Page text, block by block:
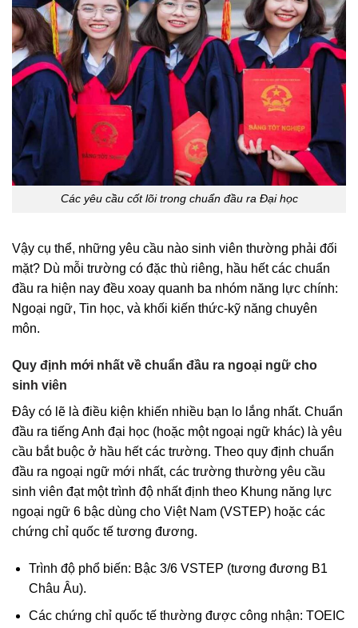
Các yêu cầu cốt lõi trong chuẩn đầu ra Đại học
Vậy cụ thể, những yêu cầu nào sinh viên thường phải đối
mặt? Dù mỗi trường có đặc thù riêng, hầu hết các chuẩn
đầu ra hiện nay đều xoay quanh ba nhóm năng lực chính:
Ngoại ngữ, Tin học, và khối kiến thức-kỹ năng chuyên
môn.
Quy định mới nhất về chuẩn đầu ra ngoại ngữ cho
sinh viên
Đây có lẽ là điều kiện khiến nhiều bạn lo lắng nhất. Chuẩn
đầu ra tiếng Anh đại học (hoặc một ngoại ngữ khác) là yêu
cầu bắt buộc ở hầu hết các trường. Theo quy định chuẩn
đầu ra ngoại ngữ mới nhất, các trường thường yêu cầu
sinh viên đạt một trình độ nhất định theo Khung năng lực
ngoại ngữ 6 bậc dùng cho Việt Nam (VSTEP) hoặc các
chứng chỉ quốc tế tương đương.
Trình độ phổ biến: Bậc 3/6 VSTEP (tương đương B1
Châu Âu).
Các chứng chỉ quốc tế thường được công nhận: TOEIC